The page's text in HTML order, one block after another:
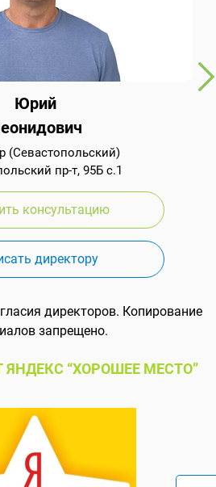
Юрий
(Севастопольский)
пр-т, 95Б с.1
консультацию
директору
директоров. Копирование
запрещено.
“ХОРОШЕЕ МЕСТО”